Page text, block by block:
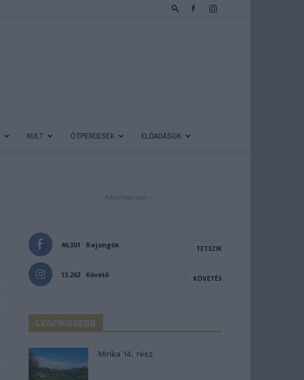
KULT ÖTPERCESEK ELŐADÁSOK
- Advertisement -
46,301 Rajongók TETSZIK
13,262 Követő KÖVETÉS
LEGFRISSEBB
Minka 14. rész